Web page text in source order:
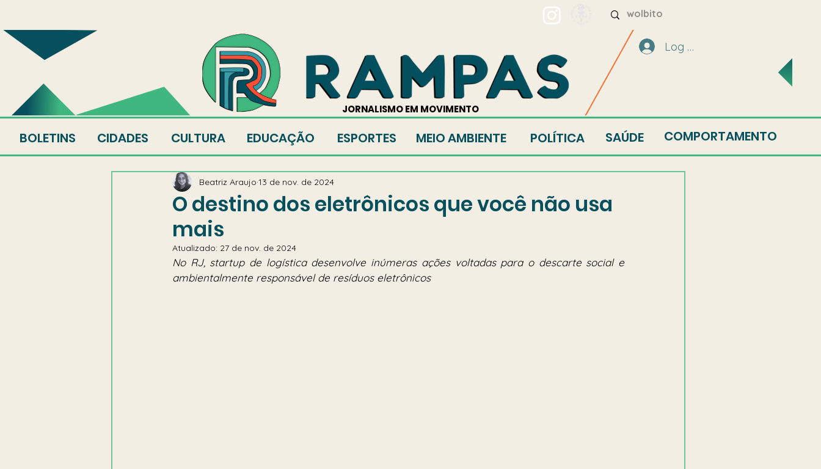
JORNALISMO EM MOVIMENTO
Log In
CIDADES CULTURA
BOLETINS ESPORTES MEIO AMBIENTE
EDUCAÇÃO POLÍTICA SAÚDE COMPORTAMENTO
O destino dos eletrônicos que você não usa
mais
Beatriz Araujo 13 de nov. de 2024
Atualizado: 27 de nov. de 2024
No RJ, startup de logística desenvolve inúmeras ações voltadas para o descarte social e
ambientalmente responsável de resíduos eletrônicos